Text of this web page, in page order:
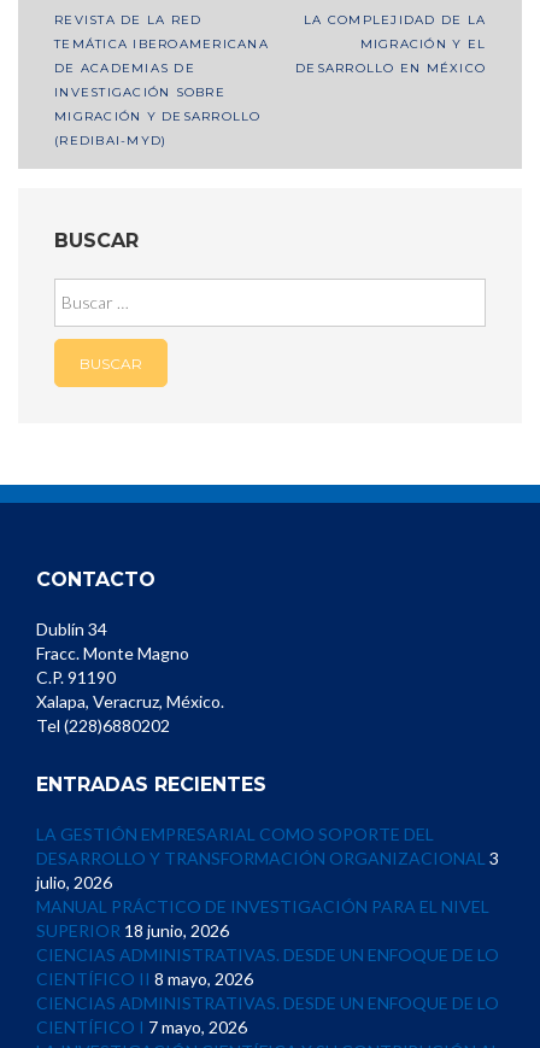
Navegación
de
entradas
REVISTA DE LA RED
TEMÁTICA IBEROAMERICANA
DE ACADEMIAS DE
INVESTIGACIÓN SOBRE
MIGRACIÓN Y DESARROLLO
(REDIBAI-MYD)
LA COMPLEJIDAD DE LA
MIGRACIÓN Y EL
DESARROLLO EN MÉXICO
BUSCAR
CONTACTO
Dublín 34
Fracc. Monte Magno
C.P. 91190
Xalapa, Veracruz, México.
Tel (228)6880202
ENTRADAS RECIENTES
LA GESTIÓN EMPRESARIAL COMO SOPORTE DEL
DESARROLLO Y TRANSFORMACIÓN ORGANIZACIONAL 3
julio, 2026
MANUAL PRÁCTICO DE INVESTIGACIÓN PARA EL NIVEL
SUPERIOR 18 junio, 2026
CIENCIAS ADMINISTRATIVAS. DESDE UN ENFOQUE DE LO
CIENTÍFICO II 8 mayo, 2026
CIENCIAS ADMINISTRATIVAS. DESDE UN ENFOQUE DE LO
CIENTÍFICO I 7 mayo, 2026